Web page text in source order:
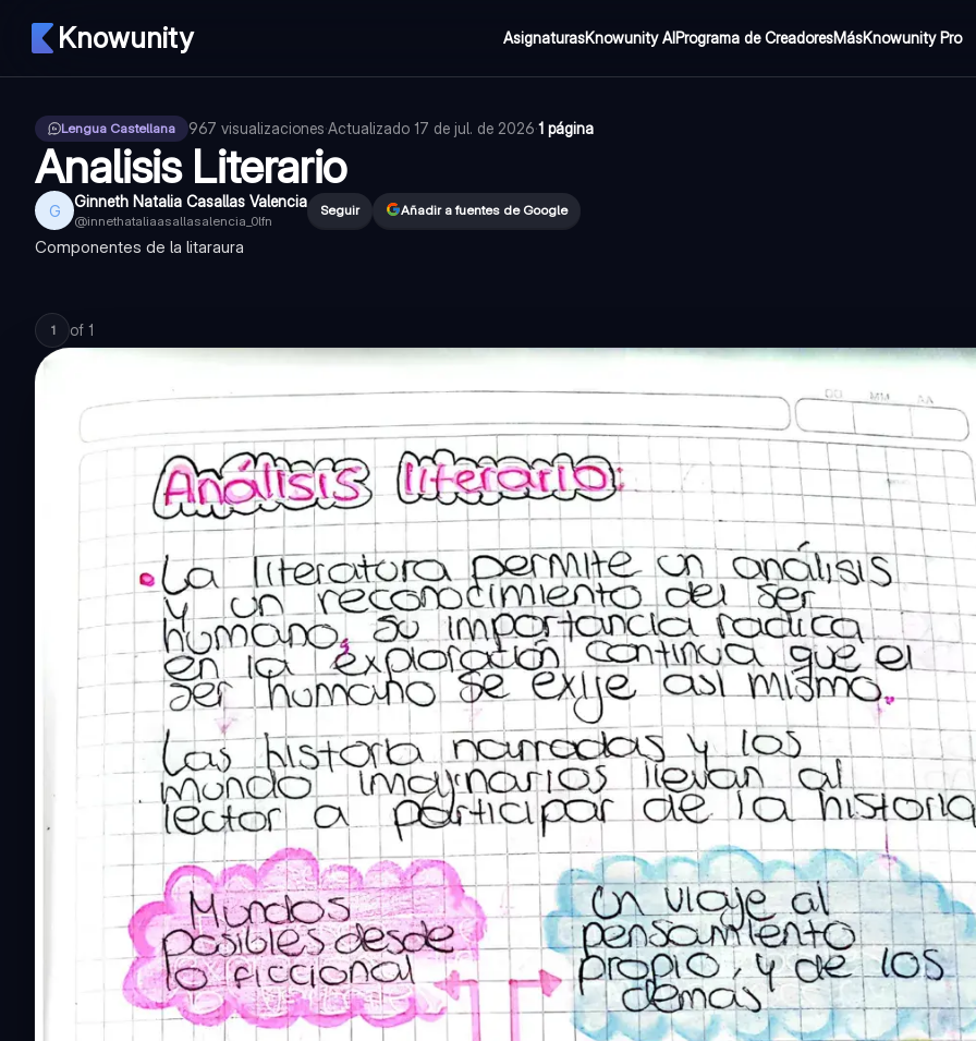
Knowunity AsignaturasKnowunity AIPrograma de CreadoresMásKnowunity Pro
Lengua Castellana 967 visualizaciones·Actualizado 17 de jul. de 2026·1 página
Analisis Literario
G Ginneth Natalia Casallas Valencia
@innethataliaasallasalencia_0lfn
Seguir Añadir a fuentes de Google
Componentes de la litaraura
1 of 1